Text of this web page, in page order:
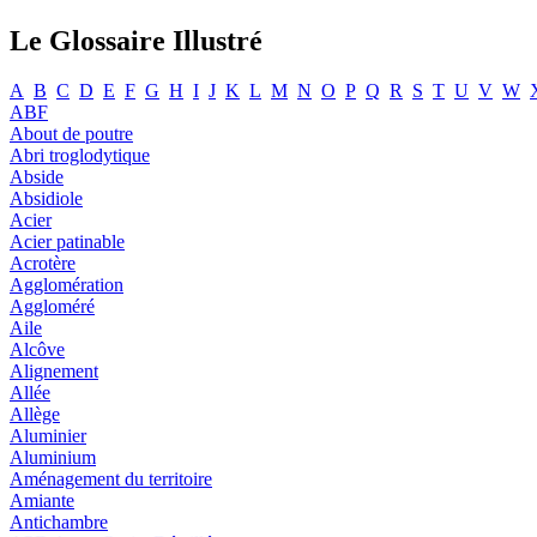
Le Glossaire Illustré
A B C D E F G H I J K L M N O P Q R S T U V W
ABF
About de poutre
Abri troglodytique
Abside
Absidiole
Acier
Acier patinable
Acrotère
Agglomération
Aggloméré
Aile
Alcôve
Alignement
Allée
Allège
Aluminier
Aluminium
Aménagement du territoire
Amiante
Antichambre